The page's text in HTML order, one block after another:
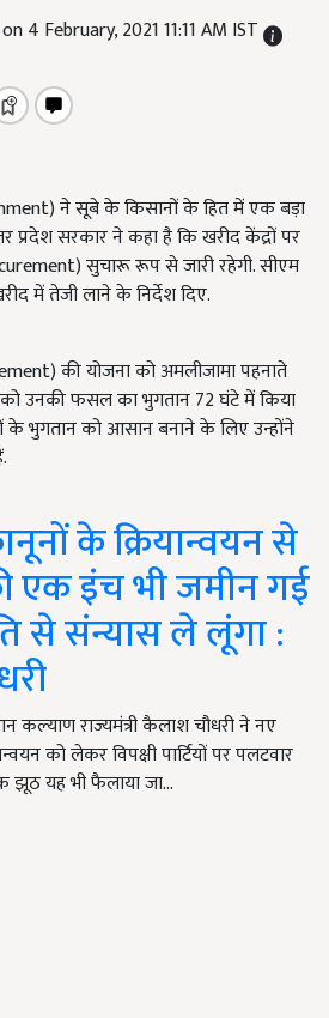
4 February, 2021 11:11 AM IST
ने सूबे के किसानों के हित में एक बड़ा
प्रदेश सरकार ने कहा है कि खरीद केंद्रों पर
सुचारू रूप से जारी रहेगी. सीएम
में तेजी लाने के निर्देश दिए.
की योजना को अमलीजामा पहनाते
को उनकी फसल का भुगतान 72 घंटे में किया
भुगतान को आसान बनाने के लिए उन्होंने
के क्रियान्वयन से
एक इंच भी जमीन गई
से संन्यास ले लूंगा :
कल्याण राज्यमंत्री कैलाश चौधरी ने नए
को लेकर विपक्षी पार्टियों पर पलटवार
यह भी फैलाया जा…